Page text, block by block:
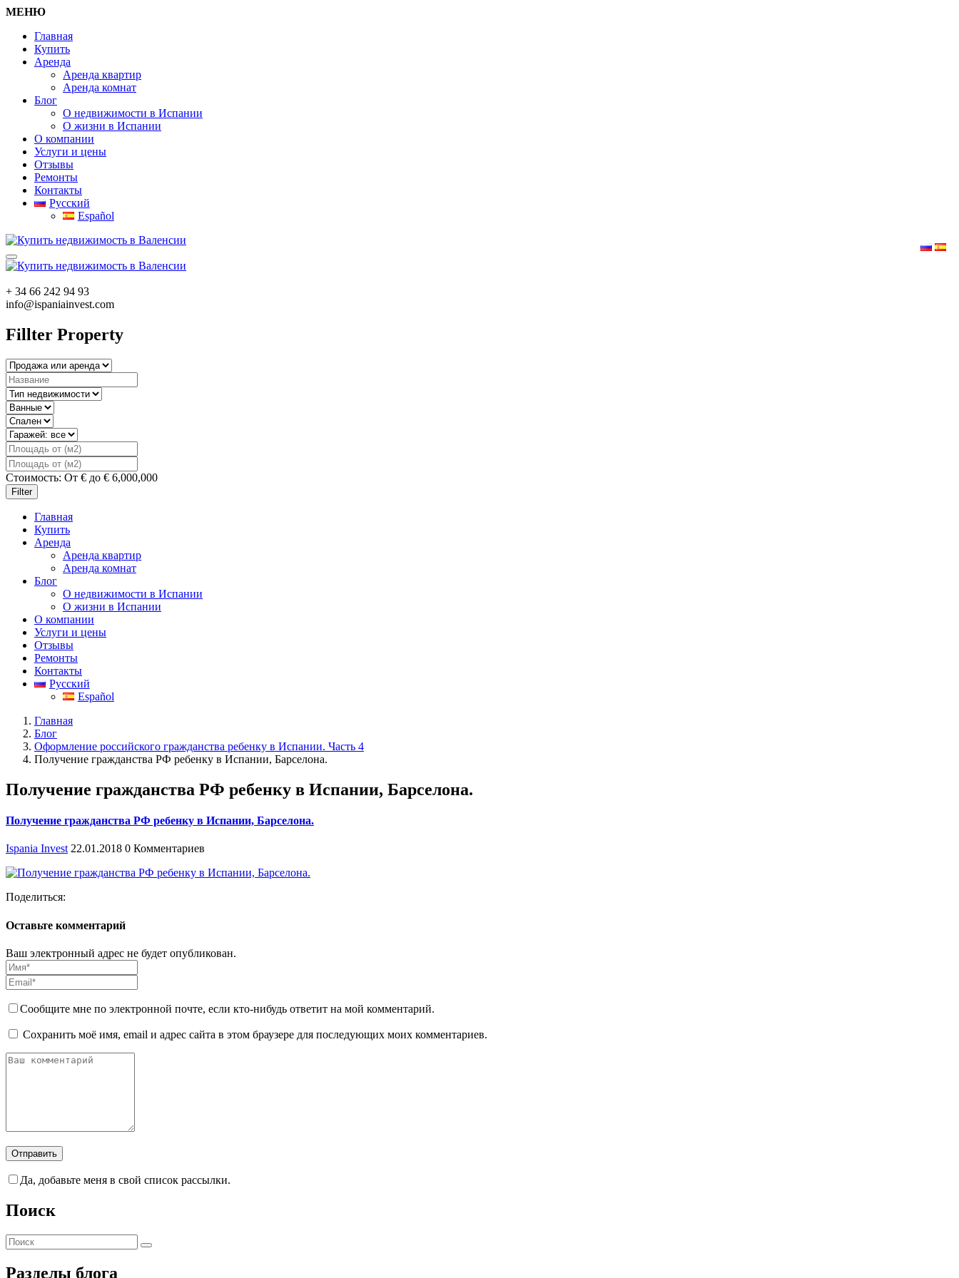
МЕНЮ
Главная
Купить
Аренда
Аренда квартир
Аренда комнат
Блог
О недвижимости в Испании
О жизни в Испании
О компании
Услуги и цены
Отзывы
Ремонты
Контакты
Русский
Español
+ 34 66 242 94 93
info@ispaniainvest.com
Fillter Property
Стоимость: От € до € 6,000,000
Filter
Главная
Купить
Аренда
Аренда квартир
Аренда комнат
Блог
О недвижимости в Испании
О жизни в Испании
О компании
Услуги и цены
Отзывы
Ремонты
Контакты
Русский
Español
Главная
Блог
Оформление российского гражданства ребенку в Испании. Часть 4
Получение гражданства РФ ребенку в Испании, Барселона.
Получение гражданства РФ ребенку в Испании, Барселона.
Получение гражданства РФ ребенку в Испании, Барселона.
Ispania Invest 22.01.2018 0 Комментариев
Поделиться:
Оставьте комментарий
Ваш электронный адрес не будет опубликован.
Сообщите мне по электронной почте, если кто-нибудь ответит на мой комментарий.
Сохранить моё имя, email и адрес сайта в этом браузере для последующих моих комментариев.
Да, добавьте меня в свой список рассылки.
Поиск
Разделы блога